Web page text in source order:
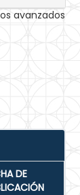
avanzados
DE